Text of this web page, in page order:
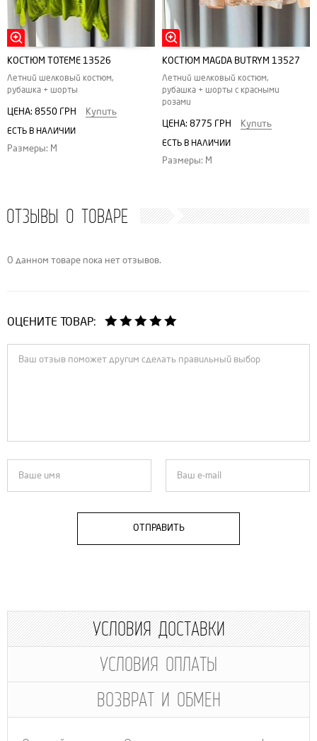
КОСТЮМ TOTEME 13526
Летний шелковый костюм,
рубашка + шорты
ЦЕНА: 8550 ГРН Купить
ЕСТЬ В НАЛИЧИИ
Размеры: M
КОСТЮМ MAGDA BUTRYM 13527
Летний шелковый костюм,
рубашка + шорты с красными
розами
ЦЕНА: 8775 ГРН Купить
ЕСТЬ В НАЛИЧИИ
Размеры: M
ОТЗЫВЫ О ТОВАРЕ
О данном товаре пока нет отзывов.
ОЦЕНИТЕ ТОВАР:
ОТПРАВИТЬ
УСЛОВИЯ ДОСТАВКИ
УСЛОВИЯ ОПЛАТЫ
ВОЗВРАТ И ОБМЕН